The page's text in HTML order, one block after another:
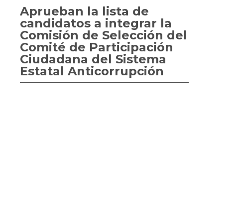
Aprueban la lista de
candidatos a integrar la
Comisión de Selección del
Comité de Participación
Ciudadana del Sistema
Estatal Anticorrupción